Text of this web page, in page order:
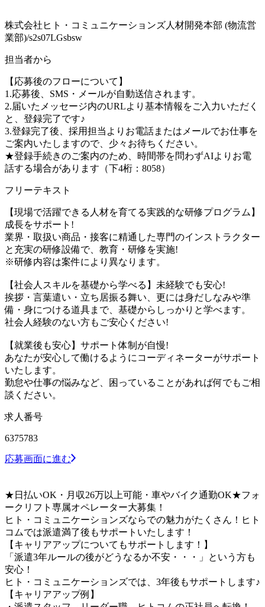
株式会社ヒト・コミュニケーションズ人材開発本部 (物流営
業部)/s2s07LGsbsw
担当者から
【応募後のフローについて】
1.応募後、SMS・メールが自動送信されます。
2.届いたメッセージ内のURLより基本情報をご入力いただく
と、登録完了です♪
3.登録完了後、採用担当よりお電話またはメールでお仕事を
ご案内いたしますので、少々お待ちください。
★登録手続きのご案内のため、時間帯を問わずAIよりお電
話する場合があります（下4桁：8058）
フリーテキスト
【現場で活躍できる人材を育てる実践的な研修プログラム】
成長をサポート!
業界・取扱い商品・接客に精通した専門のインストラクター
と充実の研修設備で、教育・研修を実施!
※研修内容は案件により異なります。
【社会人スキルを基礎から学べる】未経験でも安心!
挨拶・言葉遣い・立ち居振る舞い、更には身だしなみや準
備・身につける道具まで、基礎からしっかりと学べます。
社会人経験のない方もご安心ください!
【就業後も安心】サポート体制が自慢!
あなたが安心して働けるようにコーディネーターがサポート
いたします。
勤怠や仕事の悩みなど、困っていることがあれば何でもご相
談ください。
求人番号
6375783
応募画面に進む
★日払いOK・月収26万以上可能・車やバイク通勤OK★フォ
ークリフト専属オペレーター大募集！
ヒト・コミュニケーションズならでの魅力がたくさん！ヒト
コムでは派遣満了後もサポートいたします！
【キャリアアップについてもサポートします！】
「派遣3年ルールの後がどうなるか不安・・・」という方も
安心！
ヒト・コミュニケーションズでは、3年後もサポートします♪
【キャリアアップ例】